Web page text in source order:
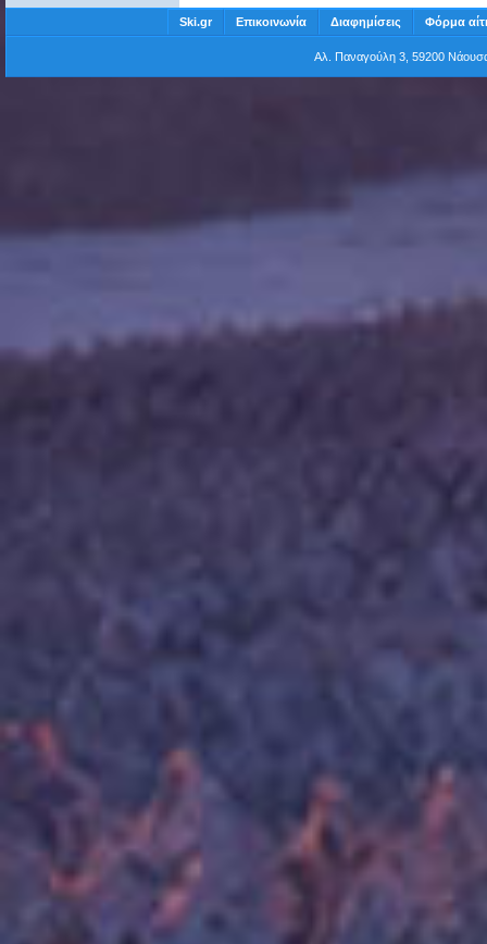
Ski.gr Επικοινωνία Διαφημίσεις Φόρμα
Αλ. Παναγούλη 3, 59200